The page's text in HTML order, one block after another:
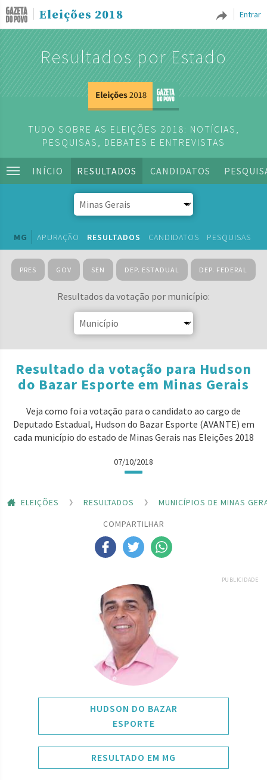
Entrar
Eleições 2018
Resultados por Estado
TUDO SOBRE AS ELEIÇÕES 2018: NOTÍCIAS,
PESQUISAS, DEBATES E ENTREVISTAS
INÍCIO RESULTADOS CANDIDATOS
MG APURAÇÃO RESULTADOS CANDIDATOS PESQUISAS
PRES GOV SEN DEP. ESTADUAL DEP. FEDERAL
Resultados da votação por município:
Resultado da votação para Hudson
do Bazar Esporte em Minas Gerais
Veja como foi a votação para o candidato ao cargo de
Deputado Estadual, Hudson do Bazar Esporte (AVANTE) em
cada município do estado de Minas Gerais nas Eleições 2018
07/10/2018
ELEIÇÕES RESULTADOS
MUNICÍPIOS DE MINAS
COMPARTILHAR
PUBLICIDADE
HUDSON DO BAZAR
ESPORTE
RESULTADO EM MG